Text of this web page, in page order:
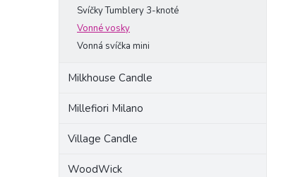
Svíčky Tumblery 3-knoté
Vonné vosky
Vonná svíčka mini
Milkhouse Candle
Millefiori Milano
Village Candle
WoodWick